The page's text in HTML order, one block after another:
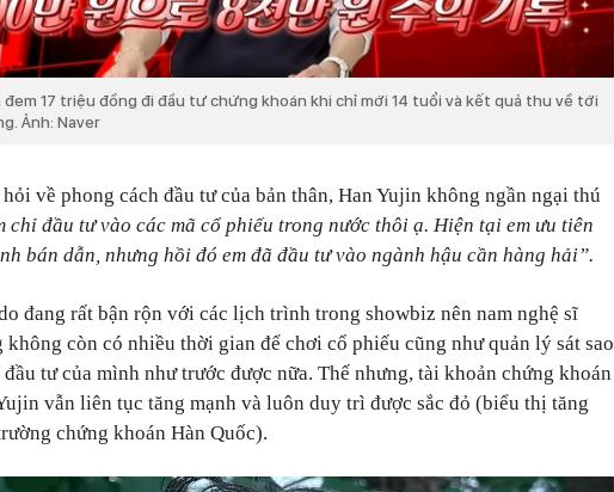
đem 17 triệu đồng đi đầu tư chứng khoán khi chỉ mới 14 tuổi và kết quả thu về tới
Ảnh: Naver
về phong cách đầu tư của bản thân, Han Yujin không ngần ngại thú
chỉ đầu tư vào các mã cổ phiếu trong nước thôi ạ. Hiện tại em ưu tiên
bán dẫn, nhưng hồi đó em đã đầu tư vào ngành hậu cần hàng hải”.
đang rất bận rộn với các lịch trình trong showbiz nên nam nghệ sĩ
không còn có nhiều thời gian để chơi cổ phiếu cũng như quản lý sát sao
tư của mình như trước được nữa. Thế nhưng, tài khoản chứng khoán
vẫn liên tục tăng mạnh và luôn duy trì được sắc đỏ (biểu thị tăng
chứng khoán Hàn Quốc).